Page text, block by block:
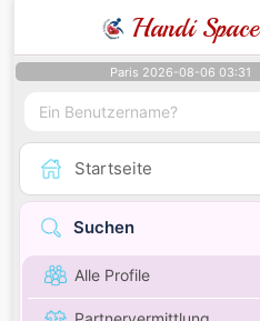
Handi Space
Paris 2026-08-06 03:31
Startseite
Suchen
Alle Profile